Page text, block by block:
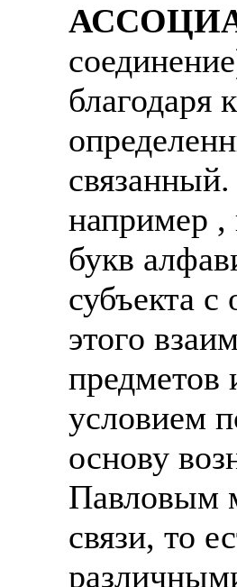
благодаря
например ,
букв
субъекта
этого
предметов
условием
основу
Павловым
связи, то